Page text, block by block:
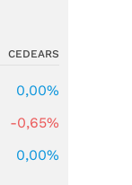
CEDEARS
0,00%
-0,65%
0,00%